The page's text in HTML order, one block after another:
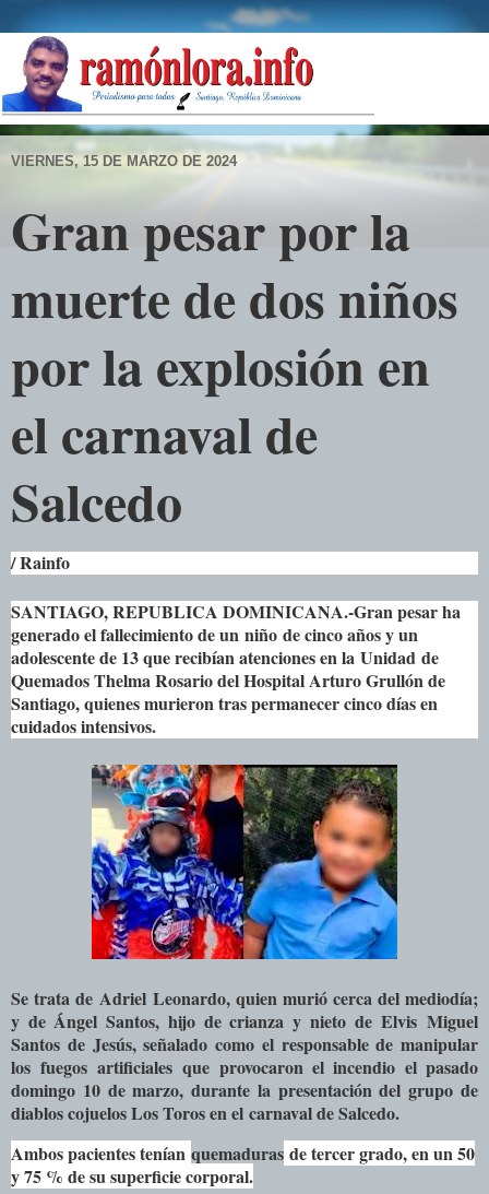
VIERNES, 15 DE MARZO DE 2024
Gran pesar por la
muerte de dos niños
por la explosión en
el carnaval de
Salcedo
/ Rainfo
SANTIAGO, REPUBLICA DOMINICANA.-Gran pesar ha
generado el fallecimiento de un niño de cinco años y un
adolescente de 13 que recibían atenciones en la Unidad de
Quemados Thelma Rosario del Hospital Arturo Grullón de
Santiago, quienes murieron tras permanecer cinco días en
cuidados intensivos.
Se trata de Adriel Leonardo, quien murió cerca del mediodía;
y de Ángel Santos, hijo de crianza y nieto deElvis Miguel
Santos de Jesús, señalado como el responsable de manipular
losfuegos artificialesque provocaron el incendio el pasado
domingo 10 de marzo, durante la presentación del grupo de
diablos cojuelos Los Toros en el carnaval de Salcedo.
Ambos pacientes tenían quemaduras de tercer grado, en un 50
y 75 % de su superficie corporal.